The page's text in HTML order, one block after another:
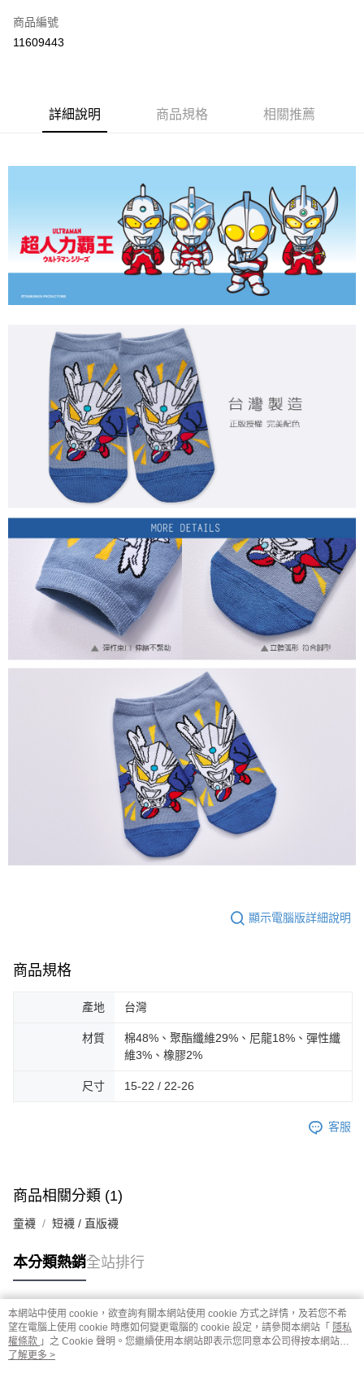
Apple Pay
ATM付款
每筆NT$80，滿NT$899(含以上)免運費
付款後全家取貨
每筆NT$80，滿NT$859(含以上)免運費
每筆NT$80，滿NT$899(含以上)免運費
付款後7-11取貨
每筆NT$80，滿NT$859(含以上)免運費
每筆NT$85，滿NT$859(含以上)免運費
商品編號
11609443
詳細說明 商品規格 相關推薦
顯示電腦版詳細說明
商品規格
產地 台灣
材質
棉48%、聚酯纖維29%、尼龍18%、彈性纖
維3%、橡膠2%
尺寸 15-22 / 22-26
客服
商品相關分類 (1)
童襪 短襪 / 直版襪
本分類熱銷全站排行
熱門標籤
本網站中使用 cookie，欲查詢有關本網站使用 cookie 方式之詳情，及若您不希
望在電腦上使用 cookie 時應如何變更電腦的 cookie 設定，請參閱本網站「 隱私
權條款 」之 Cookie 聲明。您繼續使用本網站即表示您同意本公司得按本網站使
用條款之 Cookie 聲明使用 cookie。
了解更多 >